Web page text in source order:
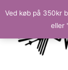
Ved køb på 350kr
eller